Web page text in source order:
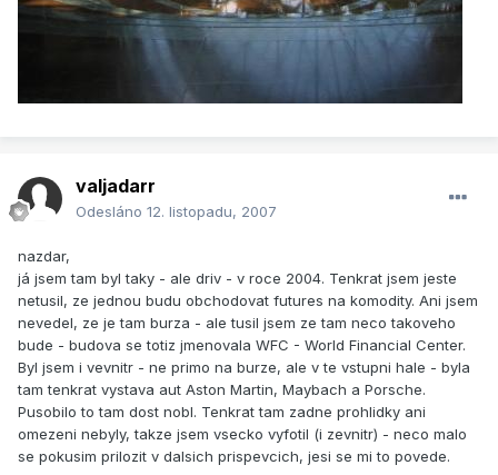
valjadarr
Odesláno 12. listopadu, 2007
nazdar,
já jsem tam byl taky - ale driv - v roce 2004. Tenkrat jsem jeste
netusil, ze jednou budu obchodovat futures na komodity. Ani jsem
nevedel, ze je tam burza - ale tusil jsem ze tam neco takoveho
bude - budova se totiz jmenovala WFC - World Financial Center.
Byl jsem i vevnitr - ne primo na burze, ale v te vstupni hale - byla
tam tenkrat vystava aut Aston Martin, Maybach a Porsche.
Pusobilo to tam dost nobl. Tenkrat tam zadne prohlidky ani
omezeni nebyly, takze jsem vsecko vyfotil (i zevnitr) - neco malo
se pokusim prilozit v dalsich prispevcich, jesi se mi to povede.